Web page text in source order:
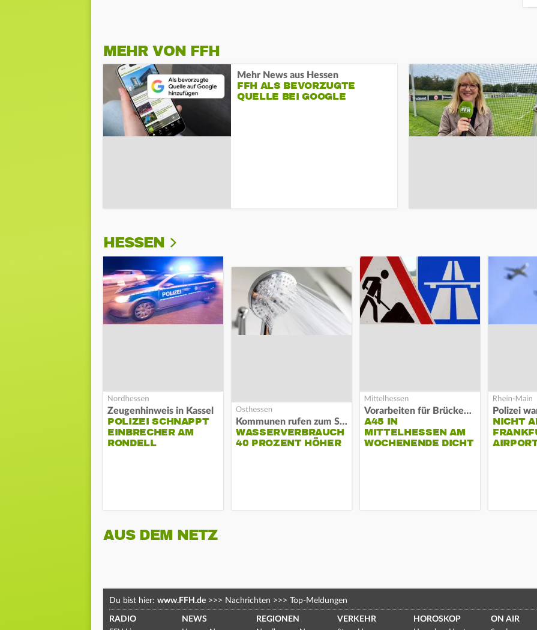
MEHR VON FFH
Mehr News aus Hessen
FFH ALS BEVORZUGTE
QUELLE BEI GOOGLE
HESSEN
Zeugenhinweis in Kassel
POLIZEI SCHNAPPT
EINBRECHER AM
RONDELL
Kommunen rufen zum Sparen auf
WASSERVERBRAUCH
40 PROZENT HÖHER
Vorarbeiten für Brücken-Neubau
A45 IN
MITTELHESSEN AM
WOCHENENDE DICHT
NICHT
AUS DEM NETZ
Du bist hier: www.FFH.de >>> Nachrichten >>> Top-Meldungen
RADIO NEWS REGIONEN VERKEHR HOROSKOP ON AIR